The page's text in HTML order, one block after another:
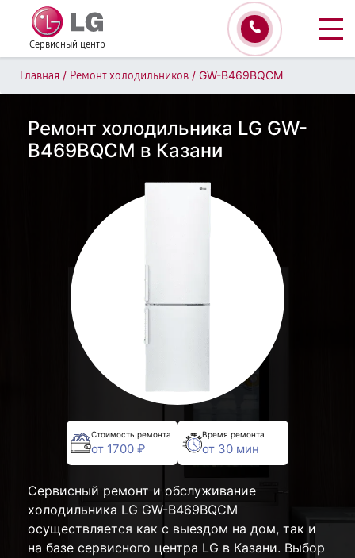
Сервисный центр
Главная / Ремонт холодильников / GW-B469BQCM
Ремонт холодильника LG GW-
B469BQCM в Казани
Стоимость ремонта
от 1700 ₽
Время ремонта
от 30 мин
Сервисный ремонт и обслуживание
холодильника LG GW-B469BQCM
осуществляется как с выездом на дом, так и
на базе сервисного центра LG в Казани. Выбор